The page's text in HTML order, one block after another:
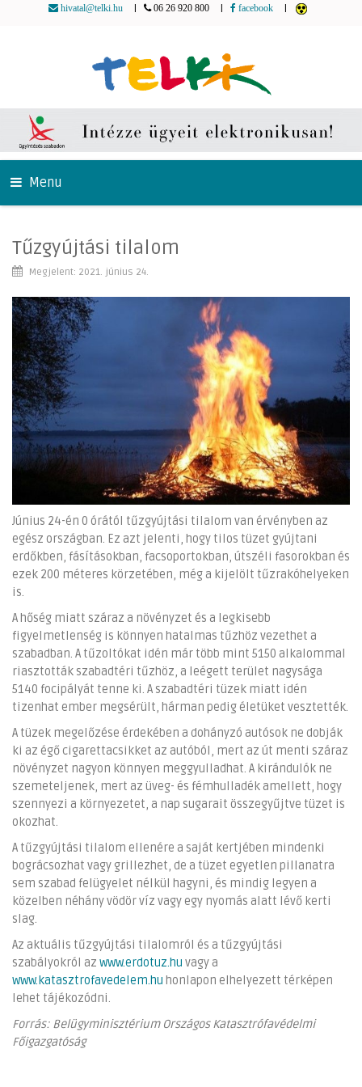
hivatal@telki.hu 06 26 920 800 facebook
Menu
Tűzgyújtási tilalom
Megjelent: 2021. június 24.
Június 24-én 0 órától tűzgyújtási tilalom van érvényben az
egész országban. Ez azt jelenti, hogy tilos tüzet gyújtani
erdőkben, fásításokban, facsoportokban, útszéli fasorokban és
ezek 200 méteres körzetében, még a kijelölt tűzrakóhelyeken
is.
A hőség miatt száraz a növényzet és a legkisebb
figyelmetlenség is könnyen hatalmas tűzhöz vezethet a
szabadban. A tűzoltókat idén már több mint 5150 alkalommal
riasztották szabadtéri tűzhöz, a leégett terület nagysága
5140 focipályát tenne ki. A szabadtéri tüzek miatt idén
tizenhat ember megsérült, hárman pedig életüket vesztették.
A tüzek megelőzése érdekében a dohányzó autósok ne dobják
ki az égő cigarettacsikket az autóból, mert az út menti száraz
növényzet nagyon könnyen meggyulladhat. A kirándulók ne
szemeteljenek, mert az üveg- és fémhulladék amellett, hogy
szennyezi a környezetet, a nap sugarait összegyűjtve tüzet is
okozhat.
A tűzgyújtási tilalom ellenére a saját kertjében mindenki
bográcsozhat vagy grillezhet, de a tüzet egyetlen pillanatra
sem szabad felügyelet nélkül hagyni, és mindig legyen a
közelben néhány vödör víz vagy egy nyomás alatt lévő kerti
slag.
Az aktuális tűzgyújtási tilalomról és a tűzgyújtási
szabályokról az www.erdotuz.hu vagy a
www.katasztrofavedelem.hu honlapon elhelyezett térképen
lehet tájékozódni.
Forrás: Belügyminisztérium Országos Katasztrófavédelmi
Főigazgatóság